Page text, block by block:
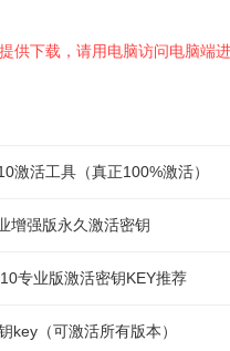
供下载，请用电脑访问电脑端
激活工具（真正100%激活）
增强版永久激活密钥
专业版激活密钥KEY推荐
key（可激活所有版本）